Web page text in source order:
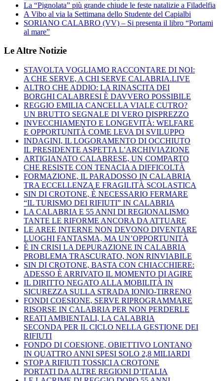
La “Pignolata” più grande chiude le feste natalizie a Filadelfia
A Vibo al via la Settimana dello Studente del Capialbi
SORIANO CALABRO (VV) – Si presenta il libro “Portami
al mare”
Le Altre Notizie
STAVOLTA VOGLIAMO RACCONTARE DI NOI:
A CHE SERVE, A CHI SERVE CALABRIA.LIVE
ALTRO CHE ADDIO: LA RINASCITA DEI
BORGHI CALABRESI È DAVVERO POSSIBILE
REGGIO EMILIA CANCELLA VIALE CUTRO?
UN BRUTTO SEGNALE DI VERO DISPREZZO
INVECCHIAMENTO E LONGEVITÀ: WELFARE
E OPPORTUNITÀ COME LEVA DI SVILUPPO
INDAGINI, IL LOGORAMENTO DI OCCHIUTO
IL PRESIDENTE ASPETTA L’ARCHIVIAZIONE
ARTIGIANATO CALABRESE, UN COMPARTO
CHE RESISTE CON TENACIA A DIFFICOLTÀ
FORMAZIONE, IL PARADOSSO IN CALABRIA
TRA ECCELLENZA E FRAGILITÀ SCOLASTICA
SIN DI CROTONE, È NECESSARIO FERMARE
“IL TURISMO DEI RIFIUTI” IN CALABRIA
LA CALABRIA E 55 ANNI DI REGIONALISMO
TANTE LE RIFORME ANCORA DA ATTUARE
LE AREE INTERNE NON DEVONO DIVENTARE
LUOGHI FANTASMA, MA UN’OPPORTUNITÀ
È IN CRISI LA DEPURAZIONE IN CALABRIA
PROBLEMA TRASCURATO, NON RINVIABILE
SIN DI CROTONE, BASTA CON CHIACCHIERE:
ADESSO È ARRIVATO IL MOMENTO DI AGIRE
IL DIRITTO NEGATO ALLA MOBILITÀ IN
SICUREZZA SULLA STRADA IONIO-TIRRENO
FONDI COESIONE, SERVE RIPROGRAMMARE
RISORSE IN CALABRIA PER NON PERDERLE
REATI AMBIENTALI, LA CALABRIA
SECONDA PER IL CICLO NELLA GESTIONE DEI
RIFIUTI
FONDO DI COESIONE, OBIETTIVO LONTANO
IN QUATTRO ANNI SPESI SOLO 2,8 MILIARDI
STOP A RIFIUTI TOSSICI A CROTONE
PORTATI DA ALTRE REGIONI D’ITALIA